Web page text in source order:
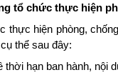
tổ chức thực hiện
thực hiện phòng,
thể sau đây:
thời hạn ban hành, nội